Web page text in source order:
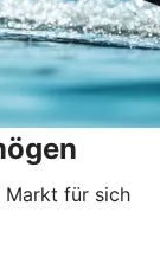
Markt für sich